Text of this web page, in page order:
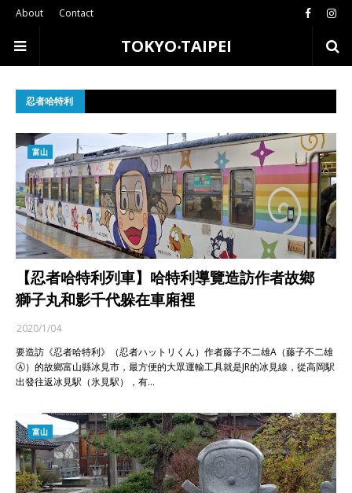
About Contact
TOKYO‧TAIPEI
忍者哈特利
富山
【忍者哈特利列車】哈特利導覽造訪作者故鄉
獅子丸和影千代躲在車廂裡
2020/1/04
要造訪《忍者哈特利》（忍者ハットリくん）作者藤子不二雄A（藤子不二雄
Ⓐ）的故鄉富山縣冰見市，最方便的大眾運輸工具就是JR的冰見線，從高岡駅
出發往返冰見駅（氷見駅），有…
富山